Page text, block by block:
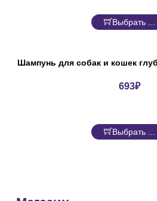
Выбрать ...
Шампунь для собак и кошек
693₽
Выбрать ...